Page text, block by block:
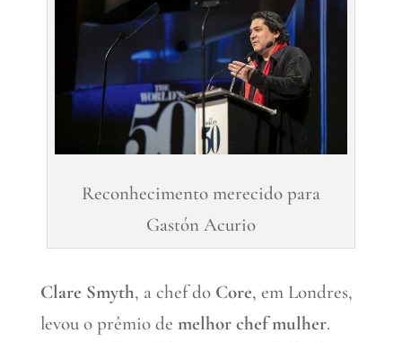
Reconhecimento merecido para
Gastón Acurio
Clare Smyth, a chef do Core, em Londres,
levou o prêmio de melhor chef mulher.